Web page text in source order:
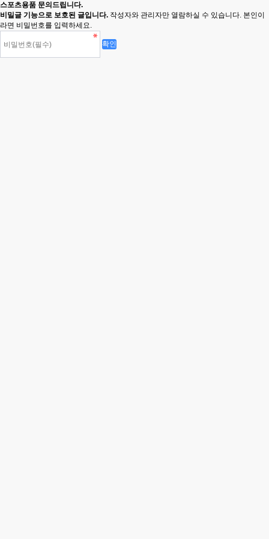
스포츠용품 문의드립니다.
비밀글 기능으로 보호된 글입니다. 작성자와 관리자만 열람하실 수 있습니다. 본인이
라면 비밀번호를 입력하세요.